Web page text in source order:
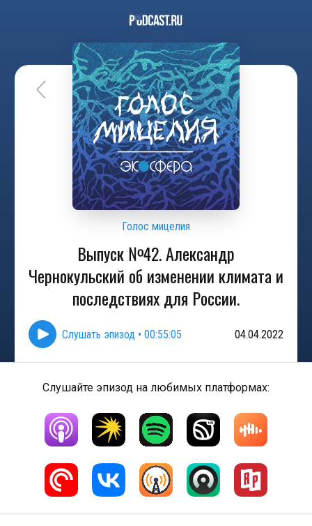
Голос мицелия
Выпуск №42. Александр
Чернокульский об изменении климата и
последствиях для России.
Слушать эпизод • 00:55:05 04.04.2022
Слушайте эпизод на любимых платформах: